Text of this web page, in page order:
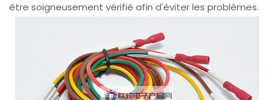
être soigneusement vérifié afin d'éviter les problèmes.